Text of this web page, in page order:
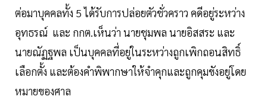
ต่อมาบุคคลทั้ง 5 ได้รับการปล่อยตัวชั่วคราว คดีอยู่ระหว่าง
อุทธรณ์ และ กกต.เห็นว่า นายชุมพล นายอิสสระ และ
นายณัฏฐพล เป็นบุคคลที่อยู่ในระหว่างถูกเพิกถอนสิทธิ์
เลือกตั้ง และต้องคำพิพากษาให้จำคุกและถูกคุมขังอยู่โดย
หมายของศาล